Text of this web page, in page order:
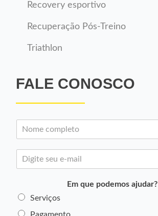
Recovery esportivo
Recuperação Pós-Treino
Triathlon
FALE CONOSCO
Em que podemos ajudar?
Serviços